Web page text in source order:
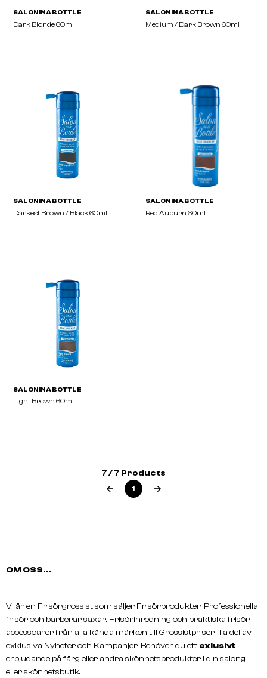
SALON IN A BOTTLE
Dark Blonde 60ml
SALON IN A BOTTLE
Medium / Dark Brown
SALON IN A BOTTLE
Darkest Brown / Black 60ml
7 / 7 Products
1
OM OSS...
Vi är en Frisörgrossist som säljer Frisörprodukter, Professionella
frisör och barberar saxar, Frisörinredning och praktiska frisör
accessoarer från alla kända märken till Grossistpriser. Ta del av
exklusiva Nyheter och Kampanjer, Behöver du ett exlusivt
erbjudande på färg eller andra skönhetsprodukter i din salong
eller skönhetsbutik.